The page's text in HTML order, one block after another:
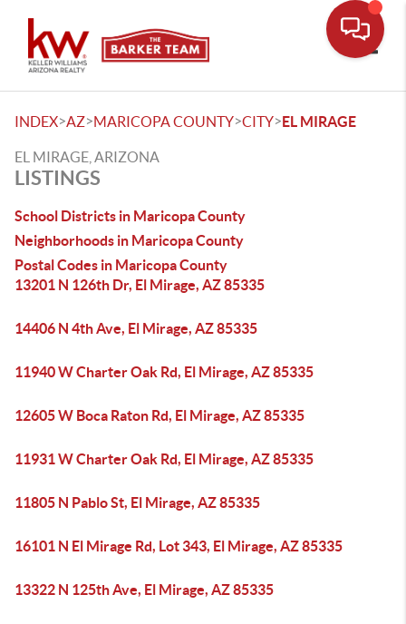
INDEX>AZ>MARICOPA COUNTY>CITY>EL MIRAGE
EL MIRAGE, ARIZONA
LISTINGS
School Districts in Maricopa County
Neighborhoods in Maricopa County
Postal Codes in Maricopa County
13201 N 126th Dr, El Mirage, AZ 85335
14406 N 4th Ave, El Mirage, AZ 85335
11940 W Charter Oak Rd, El Mirage, AZ 85335
12605 W Boca Raton Rd, El Mirage, AZ 85335
11931 W Charter Oak Rd, El Mirage, AZ 85335
11805 N Pablo St, El Mirage, AZ 85335
16101 N El Mirage Rd, Lot 343, El Mirage, AZ 85335
13322 N 125th Ave, El Mirage, AZ 85335